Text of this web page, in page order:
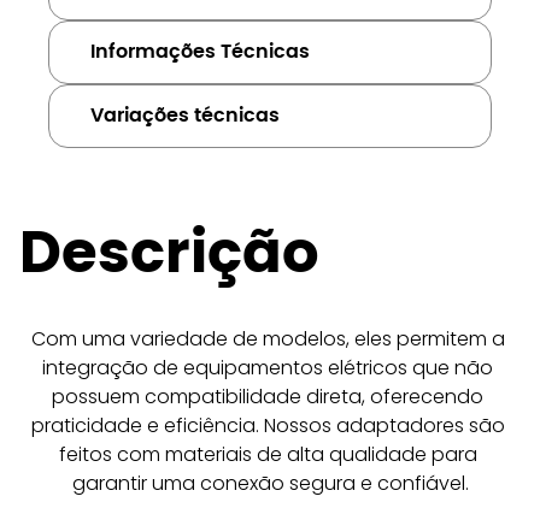
Informações Técnicas
Variações técnicas
Descrição
Com uma variedade de modelos, eles permitem a
integração de equipamentos elétricos que não
possuem compatibilidade direta, oferecendo
praticidade e eficiência. Nossos adaptadores são
feitos com materiais de alta qualidade para
garantir uma conexão segura e confiável.